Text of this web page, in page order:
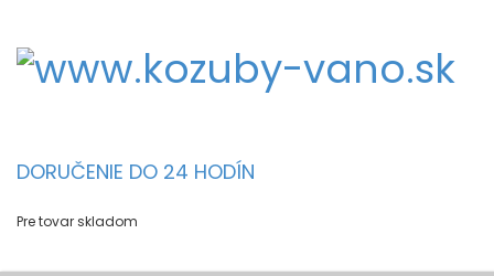
DORUČENIE DO 24 HODÍN
Pre tovar skladom